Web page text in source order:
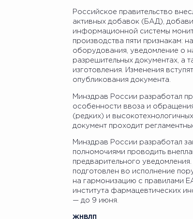
Российское правительство
активных добавок (БАД),
информационной системы
производства пяти признакам:
оборудования, уведомление о
разрешительных документах, а
изготовления. Изменения
опубликования документа.
Минздрав России разработал
особенности ввоза и
(редких) и
документ проходит
Минздрав России разработал
полномочиями проводить
предварительного
подготовлен во исполнение
на гармонизацию с правилами
института фармацевтических
— до 9 июня.
ЖНВЛП